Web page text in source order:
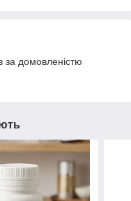
за домовленістю